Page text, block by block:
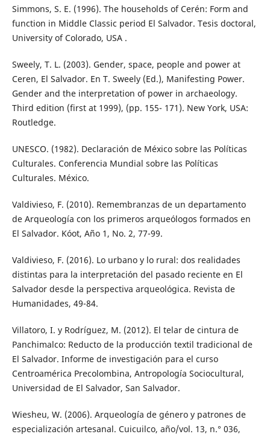
Simmons, S. E. (1996). The households of Cerén: Form and
function in Middle Classic period El Salvador. Tesis doctoral,
University of Colorado, USA .
Sweely, T. L. (2003). Gender, space, people and power at
Ceren, El Salvador. En T. Sweely (Ed.), Manifesting Power.
Gender and the interpretation of power in archaeology.
Third edition (first at 1999), (pp. 155- 171). New York, USA:
Routledge.
UNESCO. (1982). Declaración de México sobre las Políticas
Culturales. Conferencia Mundial sobre las Políticas
Culturales. México.
Valdivieso, F. (2010). Remembranzas de un departamento
de Arqueología con los primeros arqueólogos formados en
El Salvador. Kóot, Año 1, No. 2, 77-99.
Valdivieso, F. (2016). Lo urbano y lo rural: dos realidades
distintas para la interpretación del pasado reciente en El
Salvador desde la perspectiva arqueológica. Revista de
Humanidades, 49-84.
Villatoro, I. y Rodríguez, M. (2012). El telar de cintura de
Panchimalco: Reducto de la producción textil tradicional de
El Salvador. Informe de investigación para el curso
Centroamérica Precolombina, Antropología Sociocultural,
Universidad de El Salvador, San Salvador.
Wiesheu, W. (2006). Arqueología de género y patrones de
especialización artesanal. Cuicuilco, año/vol. 13, n.° 036,